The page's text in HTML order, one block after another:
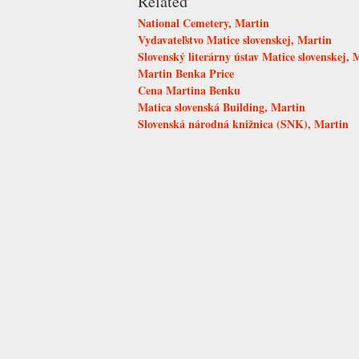
National Cemetery, Martin
Vydavateľstvo Matice slovenskej, Martin
Slovenský literárny ústav Matice slovenskej,
Martin Benka Price
Cena Martina Benku
Matica slovenská Building, Martin
Slovenská národná knižnica (SNK), Martin